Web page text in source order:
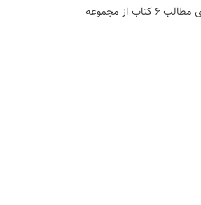
این مجموعه در 15 جلد/کتاب تلاش می‌کند تا تاریخ استعمار جهان را برای خواننده نوجوان بازگو کند. این مجلد، حاوی مطالب 6 کتاب از مجموعه